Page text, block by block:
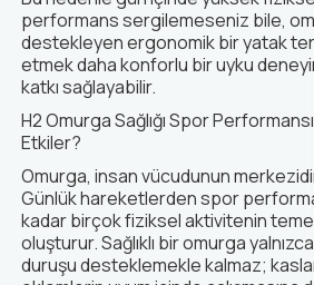
performans sergilemeseniz bile,
destekleyen ergonomik bir yatak
etmek daha konforlu bir uyku
katkı sağlayabilir.
H2 Omurga Sağlığı Spor
Etkiler?
Omurga, insan vücudunun
Günlük hareketlerden spor
kadar birçok fiziksel aktivitenin
oluşturur. Sağlıklı bir omurga
duruşu desteklemekle kalmaz;